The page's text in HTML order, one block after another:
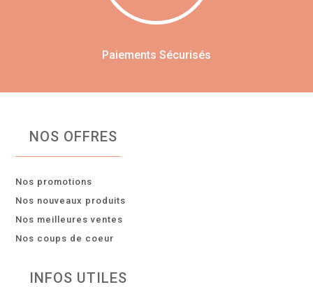
Paiements Sécurisés
NOS OFFRES
Nos promotions
Nos nouveaux produits
Nos meilleures ventes
Nos coups de coeur
INFOS UTILES